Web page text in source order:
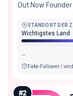
Out Now
STANDORT DER
Wichtigstes Land
-
Fake-Follower /
#2